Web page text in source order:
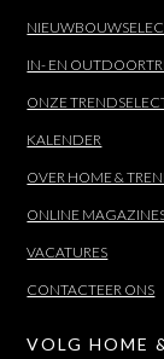
IN- EN
ONZE
KALENDER
OVER HOME &
ONLINE
VACATURES
CONTACTEER ONS
VOLG HOME